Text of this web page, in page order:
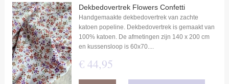
Dekbedovertrek Flowers Confetti
Handgemaakte dekbedovertrek van zachte
katoen popeline. Dekbedovertrek is gemaakt van
100% katoen. De afmetingen zijn 140 x 200 cm
en kussensloop is 60x70....
€ 44,95